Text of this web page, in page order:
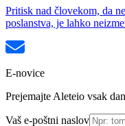
Pritisk nad človekom, da
poslanstva, je lahko
E-novice
Prejemajte Aleteio vsak
Vaš e-poštni naslov